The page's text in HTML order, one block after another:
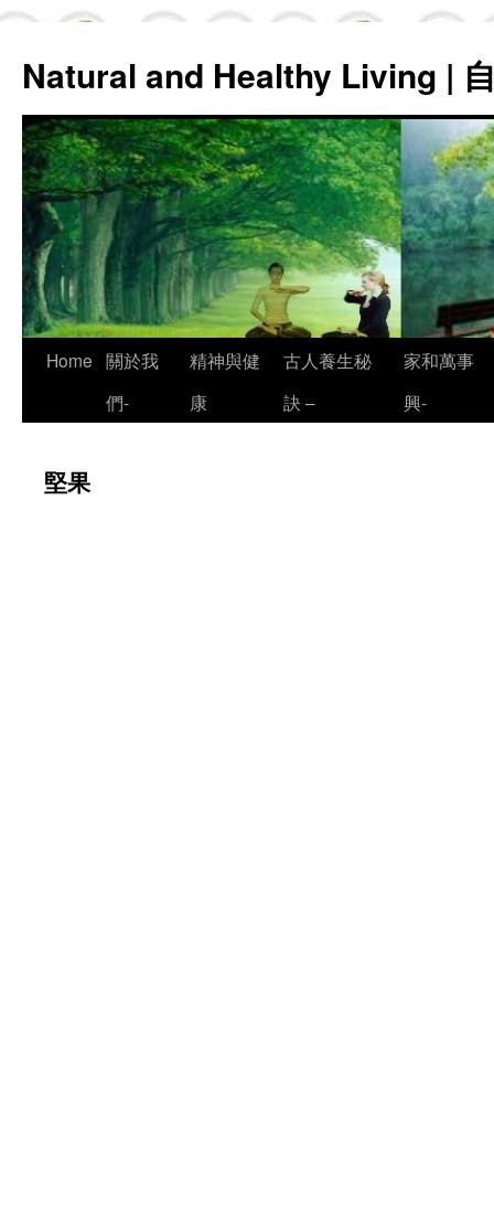
Natural and Healthy Living |
Skip
Home 關於我
們-
精神與健
康
古人養生秘
訣 –
家和萬事
興-
堅果